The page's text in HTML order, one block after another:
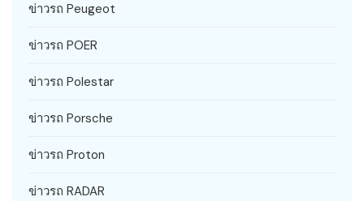
ข่าวรถ Peugeot
ข่าวรถ POER
ข่าวรถ Polestar
ข่าวรถ Porsche
ข่าวรถ Proton
ข่าวรถ RADAR